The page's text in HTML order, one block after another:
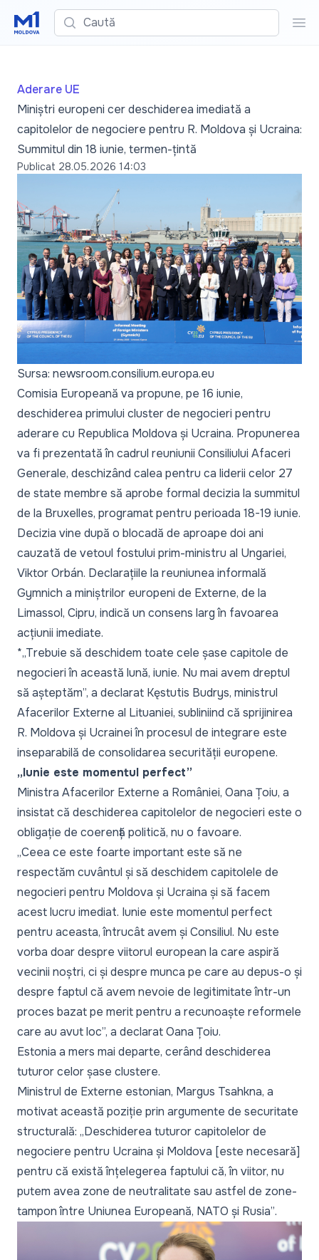
Caută
Aderare UE
Miniștri europeni cer deschiderea imediată a
capitolelor de negociere pentru R. Moldova și Ucraina:
Summitul din 18 iunie, termen-țintă
Publicat 28.05.2026 14:03
Sursa: newsroom.consilium.europa.eu
Comisia Europeană va propune, pe 16 iunie,
deschiderea primului cluster de negocieri pentru
aderare cu Republica Moldova și Ucraina. Propunerea
va fi prezentată în cadrul reuniunii Consiliului Afaceri
Generale, deschizând calea pentru ca liderii celor 27
de state membre să aprobe formal decizia la summitul
de la Bruxelles, programat pentru perioada 18-19 iunie.
Decizia vine după o blocadă de aproape doi ani
cauzată de vetoul fostului prim-ministru al Ungariei,
Viktor Orbán. Declarațiile la reuniunea informală
Gymnich a miniștrilor europeni de Externe, de la
Limassol, Cipru, indică un consens larg în favoarea
acțiunii imediate.
*„Trebuie să deschidem toate cele șase capitole de
negocieri în această lună, iunie. Nu mai avem dreptul
să așteptăm”, a declarat Kęstutis Budrys, ministrul
Afacerilor Externe al Lituaniei, subliniind că sprijinirea
R. Moldova și Ucrainei în procesul de integrare este
inseparabilă de consolidarea securității europene.
„Iunie este momentul perfect”
Ministra Afacerilor Externe a României, Oana Țoiu, a
insistat că deschiderea capitolelor de negocieri este o
obligație de coerență politică, nu o favoare.
„Ceea ce este foarte important este să ne
respectăm cuvântul și să deschidem capitolele de
negocieri pentru Moldova și Ucraina și să facem
acest lucru imediat. Iunie este momentul perfect
pentru aceasta, întrucât avem și Consiliul. Nu este
vorba doar despre viitorul european la care aspiră
vecinii noștri, ci și despre munca pe care au depus-o și
despre faptul că avem nevoie de legitimitate într-un
proces bazat pe merit pentru a recunoaște reformele
care au avut loc”, a declarat Oana Țoiu.
Estonia a mers mai departe, cerând deschiderea
tuturor celor șase clustere.
Ministrul de Externe estonian, Margus Tsahkna, a
motivat această poziție prin argumente de securitate
structurală: „Deschiderea tuturor capitolelor de
negociere pentru Ucraina și Moldova [este necesară]
pentru că există înțelegerea faptului că, în viitor, nu
putem avea zone de neutralitate sau astfel de zone-
tampon între Uniunea Europeană, NATO și Rusia”.